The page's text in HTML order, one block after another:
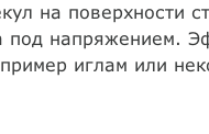
на поверхности
под напряжением.
иглам или